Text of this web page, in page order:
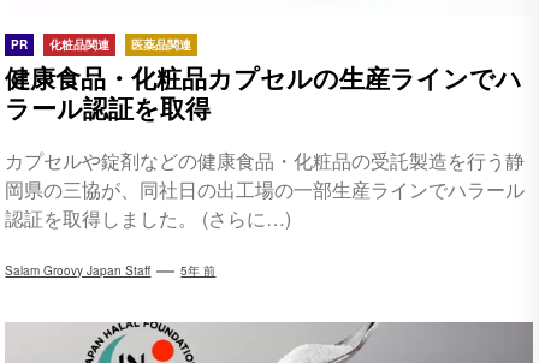
PR 化粧品関連 医薬品関連
健康食品・化粧品カプセルの生産ラインでハ
ラール認証を取得
カプセルや錠剤などの健康食品・化粧品の受託製造を行う静
岡県の三協が、同社日の出工場の一部生産ラインでハラール
認証を取得しました。 (さらに…)
Salam Groovy Japan Staff 5年 前